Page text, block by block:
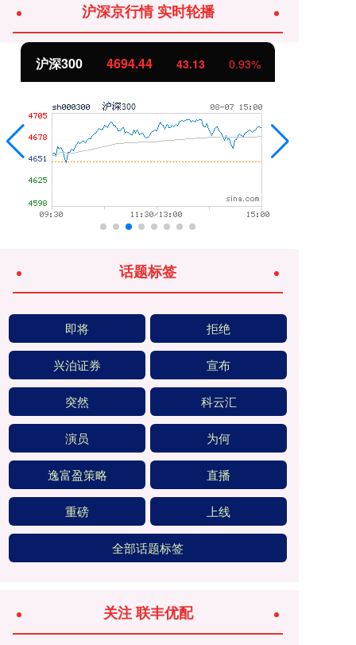
沪深京行情 实时轮播
沪深300 4694.44 43.13 0.93%
话题标签
即将 拒绝
兴泊证券 宣布
突然 科云汇
演员 为何
逸富盈策略 直播
重磅 上线
全部话题标签
关注 联丰优配